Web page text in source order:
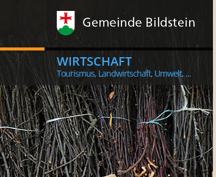
WIRTSCHAFT
Tourismus, Landwirtschaft, Umwelt, ...